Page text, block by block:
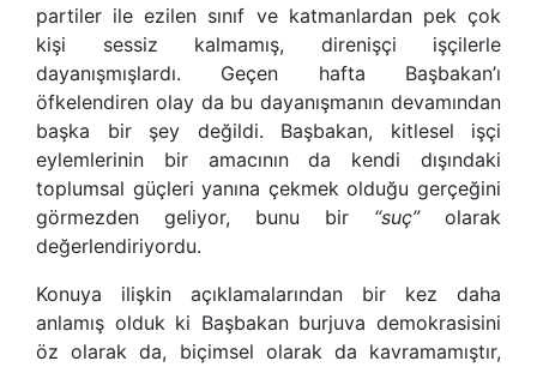
partiler ile ezilen sınıf ve katmanlardan pek çok
kişi sessiz kalmamış, direnişçi işçilerle
dayanışmışlardı. Geçen hafta Başbakan’ı
öfkelendiren olay da bu dayanışmanın devamından
başka bir şey değildi. Başbakan, kitlesel işçi
eylemlerinin bir amacının da kendi dışındaki
toplumsal güçleri yanına çekmek olduğu gerçeğini
görmezden geliyor, bunu bir “suç”olarak
değerlendiriyordu.
Konuya ilişkin açıklamalarından bir kez daha
anlamış olduk ki Başbakan burjuva demokrasisini
öz olarak da, biçimsel olarak da kavramamıştır,